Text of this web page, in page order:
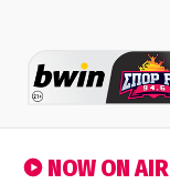
NOW ON AIR